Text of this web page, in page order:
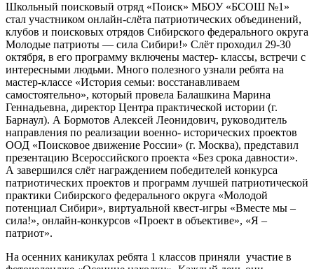
Школьный поисковый отряд «Поиск» МБОУ «БСОШ №1»
стал участником онлайн-слёта патриотических объединений,
клубов и поисковых отрядов Сибирского федерального округа
Молодые патриоты — сила Сибири!» Слёт проходил 29-30
октября, в его программу включены мастер- классы, встречи с
интересными людьми. Много полезного узнали ребята на
мастер-классе «История семьи: восстанавливаем
самостоятельно», который провела Балашкина Марина
Геннадьевна, директор Центра практической истории (г.
Барнаул). А Бормотов Алексей Леонидович, руководитель
направления по реализации военно- исторических проектов
ООД «Поисковое движение России» (г. Москва), представил
презентацию Всероссийского проекта «Без срока давности».
А завершился слёт награждением победителей конкурса
патриотических проектов и программ лучшей патриотической
практики Сибирского федерального округа «Молодой
потенциал Сибири», виртуальной квест-игры «Вместе мы –
сила!», онлайн-конкурсов «Проект в объективе», «Я –
патриот».
На осенних каникулах ребята 1 классов приняли участие в